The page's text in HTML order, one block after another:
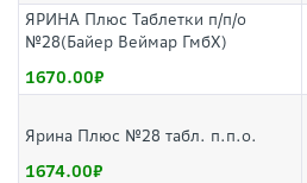
ЯРИНА Плюс Таблетки п/п/о
№28(Байер Веймар ГмбХ)
1670.00
Ярина Плюс №28 табл. п.п.о.
1674.00